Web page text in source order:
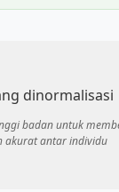
dinormalisasi
badan untuk
akurat antar individu